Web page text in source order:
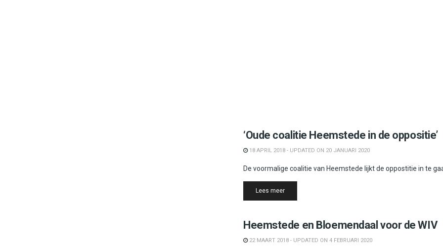
‘Oude coalitie Heemstede in de oppositie’
18 APRIL 2018 - UPDATED ON 20 JANUARI 2020
De voormalige coalitie van Heemstede lijkt de oppostitie in te
Lees meerDetails
Heemstede en Bloemendaal voor de WIV
22 MAART 2018 - UPDATED ON 4 FEBRUARI 2020